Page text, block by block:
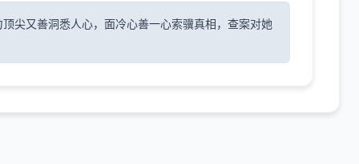
尖又善洞悉人心，面冷心善一心索骥真相，查案对她